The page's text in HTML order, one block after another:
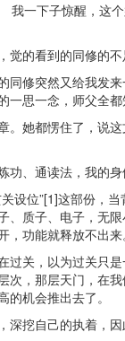
我一下子惊醒，
的看到的同修的
修突然又给我发
思一念，师父全
她都愣住了，说
、通读法，我的
设位”[1]这部份，
质子、电子，无
功能就释放不出
过关，以为过关只
，那层天门，在
机会推出去了。
挖自己的执着，